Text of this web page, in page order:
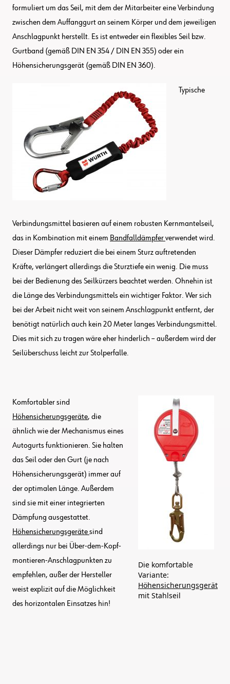
formuliert um das Seil, mit dem der Mitarbeiter eine Verbindung
zwischen dem Auffanggurt an seinem Körper und dem jeweiligen
Anschlagpunkt herstellt. Es ist entweder ein flexibles Seil bzw.
Gurtband (gemäß DIN EN 354 / DIN EN 355) oder ein
Höhensicherungsgerät (gemäß DIN EN 360).
Typische
Verbindungsmittel basieren auf einem robusten Kernmantelseil,
das in Kombination mit einem Bandfalldämpferverwendet wird.
Dieser Dämpfer reduziert die bei einem Sturz auftretenden
Kräfte, verlängert allerdings die Sturztiefe ein wenig. Die muss
bei der Bedienung des Seilkürzers beachtet werden. Ohnehin ist
die Länge des Verbindungsmittels ein wichtiger Faktor. Wer sich
bei der Arbeit nicht weit von seinem Anschlagpunkt entfernt, der
benötigt natürlich auch kein 20 Meter langes Verbindungsmittel.
Dies mit sich zu tragen wäre eher hinderlich – außerdem wird der
Seilüberschuss leicht zur Stolperfalle.
Die komfortable
Variante:
Höhensicherungsgerät
mit Stahlseil
Komfortabler sind
Höhensicherungsgeräte, die
ähnlich wie der Mechanismus eines
Autogurts funktionieren. Sie halten
das Seil oder den Gurt (je nach
Höhensicherungsgerät) immer auf
der optimalen Länge. Außerdem
sind sie mit einer integrierten
Dämpfung ausgestattet.
Höhensicherungsgerätesind
allerdings nur bei Über-dem-Kopf-
montieren-Anschlagpunkten zu
empfehlen, außer der Hersteller
weist explizit auf die Möglichkeit
des horizontalen Einsatzes hin!